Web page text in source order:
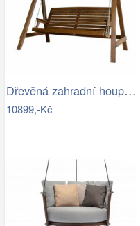
Dřevěná zahradní houpačka Lucas pro 4…
10899,-Kč